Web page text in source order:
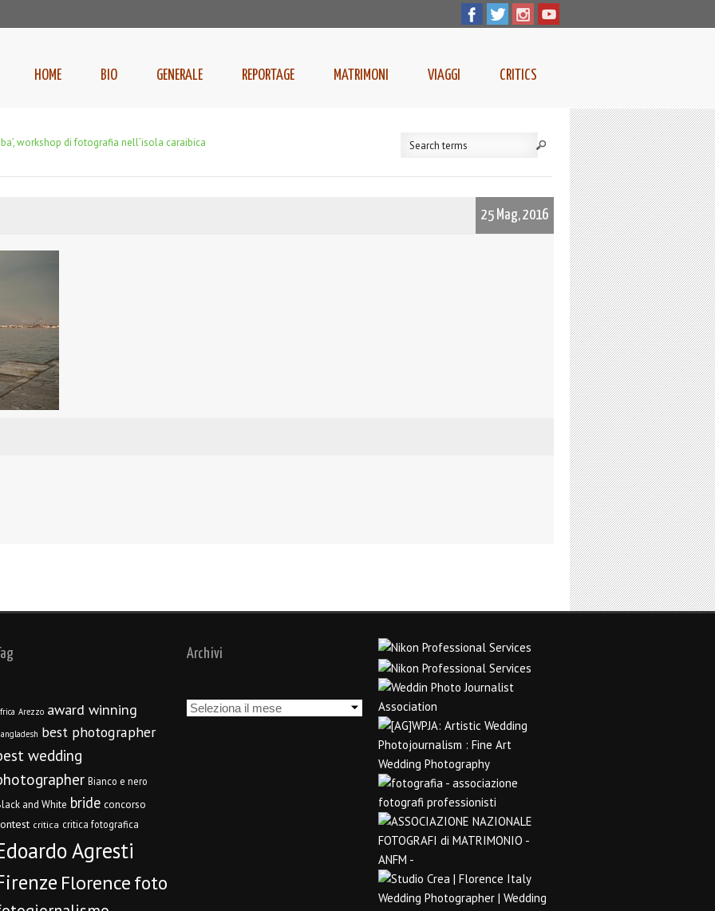
HOME BIO GENERALE REPORTAGE MATRIMONI VIAGGI CRITICS
workshop di fotografia nell’isola caraibica
25 Mag, 2016
Arezzo award winning
best photographer
wedding
Bianco e nero
and White bride concorso
critica critica fotografica
Agresti
Florencefoto
Archivi
Archivi